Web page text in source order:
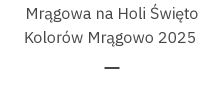
Mrągowa na Holi Święto
Kolorów Mrągowo 2025